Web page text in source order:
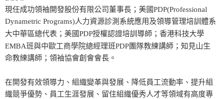
現任成功領袖開發股份有限公司董事長；美國PDP(Professional
Dynametric Programs)人力資源診測系統應用及領導管理培訓體系
大中華區總代表；美國PDP授權認證培訓導師；香港科技大學
EMBA班與中歐工商學院總經理班PDP團隊教練講師；知見山生
命教練講師；領袖協會創會會長。
在開發有效領導力、組織變革與發展、降低員工流動率、提升組
織競爭優勢、員工生涯發展、留住組織優秀人才等領域有高度專